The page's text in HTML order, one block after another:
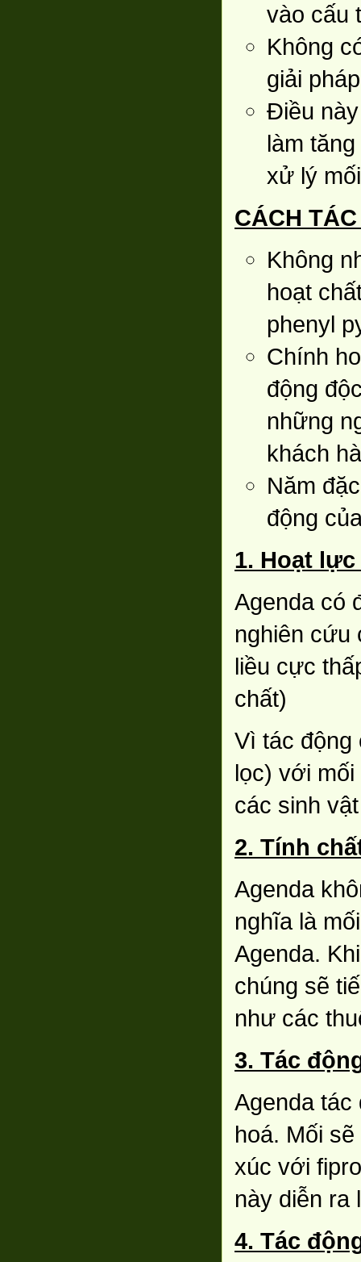
vào cấu
Không
giải
Điều
làm
xử lý
CÁCH
Không
hoạt
phenyl
Chính
động
những
khách
Năm
động
1. Hoạt
Agenda có
nghiên cứu
liều cực
chất)
Vì tác động
lọc) với
các sinh
2. Tính
Agenda
nghĩa là
Agenda.
chúng sẽ
như các
3. Tác
Agenda
hoá. Mối
xúc với
này diễn ra
4. Tác